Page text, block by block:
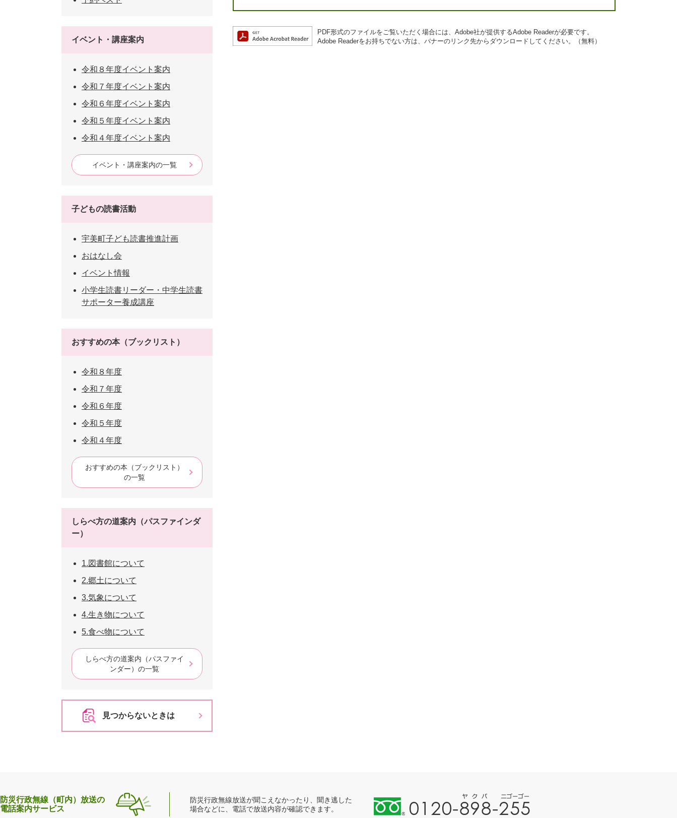
PDF形式のファイルをご覧いただく場合には、Adobe社が提供するAdobe Readerが必要です。
Adobe Readerをお持ちでない方は、バナーのリンク先からダウンロードしてください。（無料）
イベント・講座案内
令和８年度イベント案内
令和７年度イベント案内
令和６年度イベント案内
令和５年度イベント案内
令和４年度イベント案内
イベント・講座案内の一覧
子どもの読書活動
宇美町子ども読書推進計画
おはなし会
イベント情報
小学生読書リーダー・中学生読書
サポーター養成講座
おすすめの本（ブックリスト）
令和８年度
令和７年度
令和６年度
令和５年度
令和４年度
おすすめの本（ブックリスト）
の一覧
しらべ方の道案内（パスファインダ
ー）
1.図書館について
2.郷土について
3.気象について
4.生き物について
5.食べ物について
しらべ方の道案内（パスファイ
ンダー）の一覧
見つからないときは
防災行政無線（町内）放送の
電話案内サービス
防災行政無線放送が聞こえなかったり、聞き逃した
場合などに、電話で放送内容が確認できます。
0
1